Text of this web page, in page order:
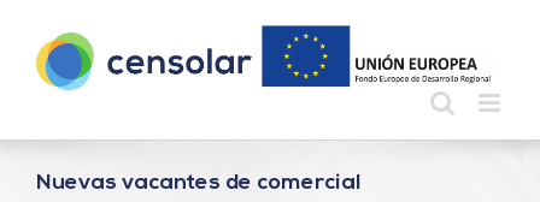
contenido
Nuevas vacantes de comercial